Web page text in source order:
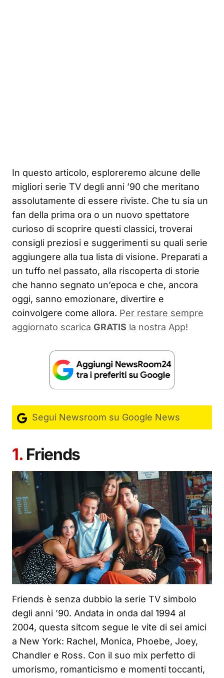
In questo articolo, esploreremo alcune delle
migliori serie TV degli anni ’90 che meritano
assolutamente di essere riviste. Che tu sia un
fan della prima ora o un nuovo spettatore
curioso di scoprire questi classici, troverai
consigli preziosi e suggerimenti su quali serie
aggiungere alla tua lista di visione. Preparati a
un tuffo nel passato, alla riscoperta di storie
che hanno segnato un’epoca e che, ancora
oggi, sanno emozionare, divertire e
coinvolgere come allora. Per restare sempre
aggiornato scarica GRATIS la nostra App!
Segui Newsroom su Google News
1. Friends
Friends è senza dubbio la serie TV simbolo
degli anni ’90. Andata in onda dal 1994 al
2004, questa sitcom segue le vite di sei amici
a New York: Rachel, Monica, Phoebe, Joey,
Chandler e Ross. Con il suo mix perfetto di
umorismo, romanticismo e momenti toccanti,